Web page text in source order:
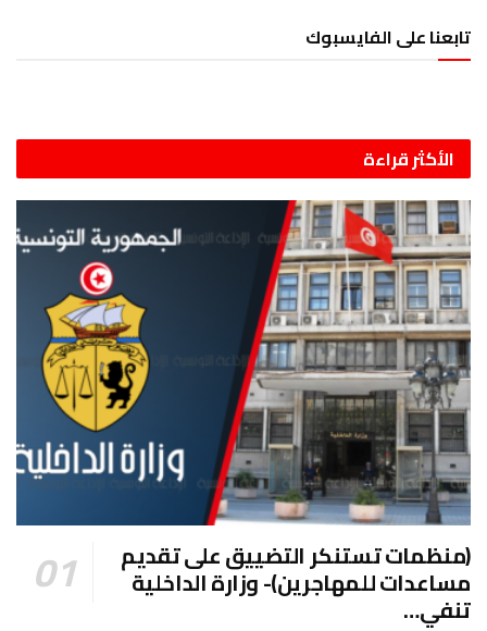
تابعنا على الفايسبوك
الأكثر قراءة
(منظمات تستنكر التضييق على تقديم
مساعدات للمهاجرين)- وزارة الداخلية
تنفي…